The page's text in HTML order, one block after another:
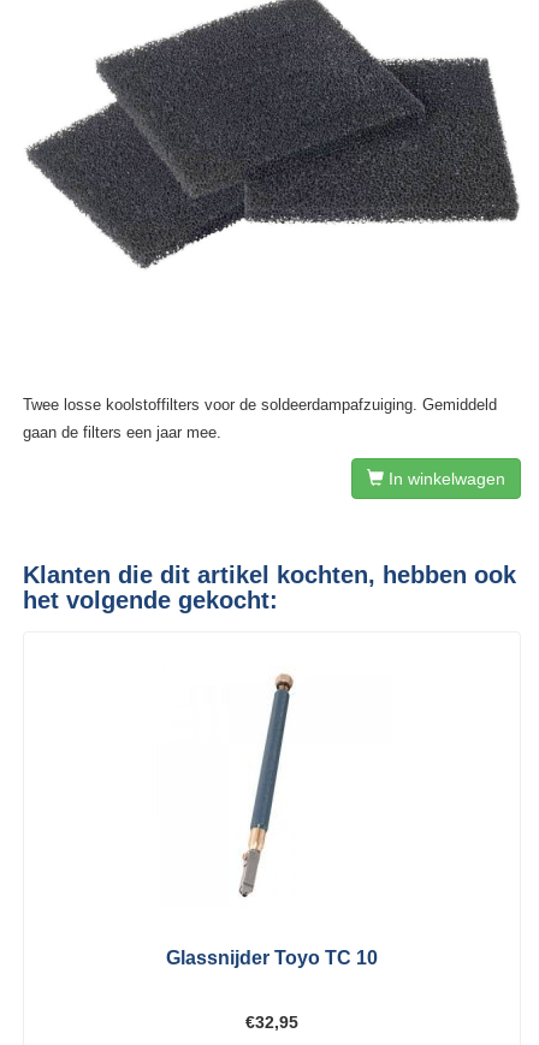
Twee losse koolstoffilters voor de soldeerdampafzuiging. Gemiddeld
gaan de filters een jaar mee.
In winkelwagen
Klanten die dit artikel kochten, hebben ook
het volgende gekocht:
Glassnijder Toyo TC 10
€32,95